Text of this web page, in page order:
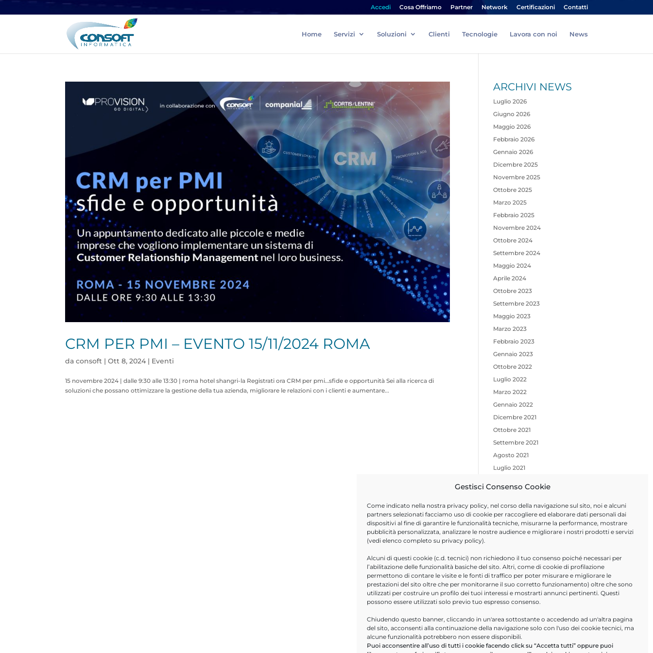
Gestisci Consenso Cookie
Come indicato nella nostra privacy policy, nel corso della navigazione sul sito, noi e alcuni
partners selezionati facciamo uso di cookie per raccogliere ed elaborare dati personali dai
dispositivi al fine di garantire le funzionalità tecniche, misurarne la performance, mostrare
pubblicità personalizzata, analizzare le nostre audience e migliorare i nostri prodotti e servizi
(vedi elenco completo su privacy policy).
Alcuni di questi cookie (c.d. tecnici) non richiedono il tuo consenso poiché necessari per
l’abilitazione delle funzionalità basiche del sito. Altri, come di cookie di profilazione
permettono di contare le visite e le fonti di traffico per poter misurare e migliorare le
prestazioni del sito oltre che per monitorarne il suo corretto funzionamento) oltre che sono
utilizzati per costruire un profilo dei tuoi interessi e mostrarti annunci pertinenti. Questi
possono essere utilizzati solo previo tuo espresso consenso.
Chiudendo questo banner, cliccando in un'area sottostante o accedendo ad un'altra pagina
del sito, acconsenti alla continuazione della navigazione solo con l'uso dei cookie tecnici, ma
alcune funzionalità potrebbero non essere disponibili.
Puoi acconsentire all’uso di tutti i cookie facendo click su “Accetta tutti” oppure puoi
Accedi Cosa Offriamo Partner Network Certificazioni Contatti
Home Servizi Soluzioni Clienti Tecnologie Lavora con noi News
CRM PER PMI – EVENTO 15/11/2024 ROMA
daconsoft |Ott 8, 2024 | Eventi
15 novembre 2024 | dalle 9:30 alle 13:30 | roma hotel shangri-la Registrati ora CRM per pmi…sfide e opportunità​​ Sei alla ricerca di
soluzioni che possano ottimizzare la gestione della tua azienda, migliorare le relazioni con i clienti e aumentare...
ARCHIVI NEWS
Luglio 2026
Giugno 2026
Maggio 2026
Febbraio 2026
Gennaio 2026
Dicembre 2025
Novembre 2025
Ottobre 2025
Marzo 2025
Febbraio 2025
Novembre 2024
Ottobre 2024
Settembre 2024
Maggio 2024
Aprile 2024
Ottobre 2023
Settembre 2023
Maggio 2023
Marzo 2023
Febbraio 2023
Gennaio 2023
Ottobre 2022
Luglio 2022
Marzo 2022
Gennaio 2022
Dicembre 2021
Ottobre 2021
Settembre 2021
Agosto 2021
Luglio 2021
Febbraio 2021
Novembre 2020
Ottobre 2020
Marzo 2020
Febbraio 2020
Gennaio 2020
ULTIMI ARTICOLI
Help Desk Informatici
PA Digitale in cloud- webinar
16/09/2026